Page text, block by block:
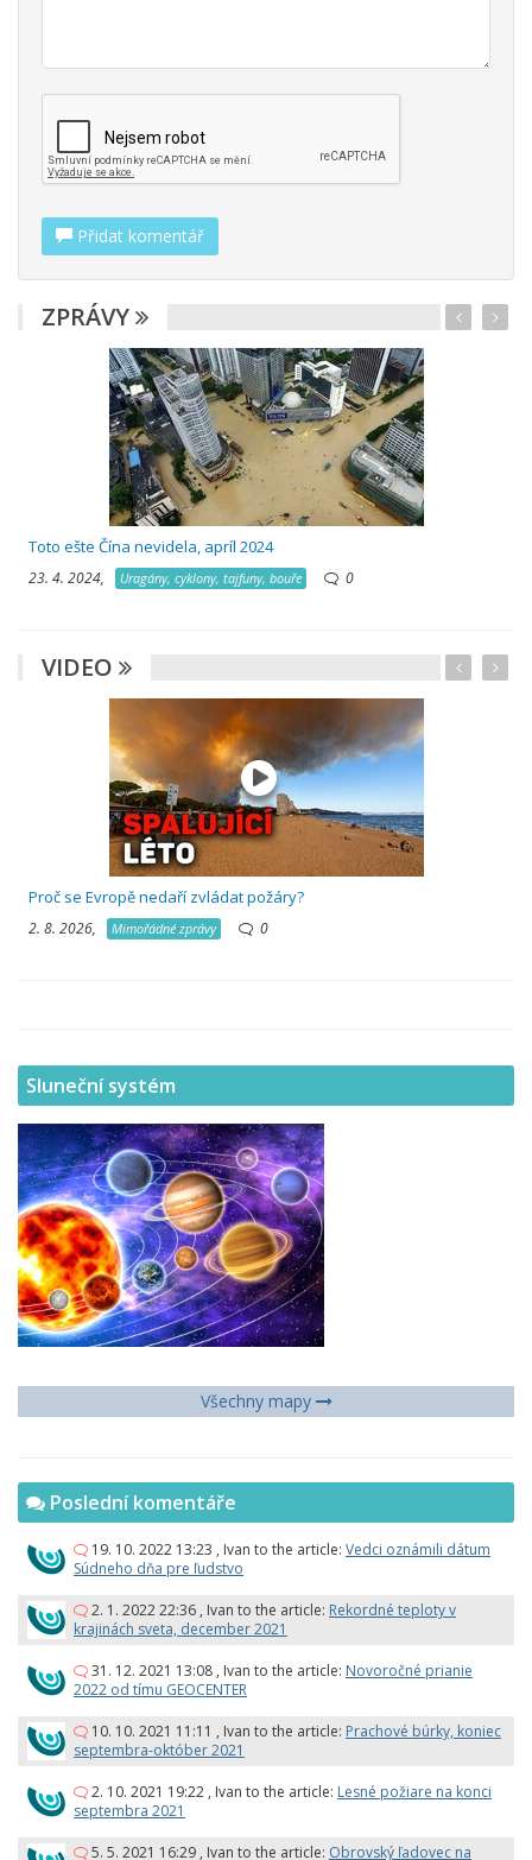
Přidat komentář
ZPRÁVY
Toto ešte Čína nevidela, apríl 2024
23. 4. 2024, Uragány, cyklony, tajfuny, bouře 0
VIDEO
Proč se Evropě nedaří zvládat požáry?
2. 8. 2026, Mimořádné zprávy 0
Sluneční systém
Všechny mapy
Poslední komentáře
19. 10. 2022 13:23 , Ivan to the article: Vedci oznámili dátum
Súdneho dňa pre ľudstvo
2. 1. 2022 22:36 , Ivan to the article: Rekordné teploty v
krajinách sveta, december 2021
31. 12. 2021 13:08 , Ivan to the article: Novoročné prianie
2022 od tímu GEOCENTER
10. 10. 2021 11:11 , Ivan to the article: Prachové búrky, koniec
septembra-október 2021
2. 10. 2021 19:22 , Ivan to the article: Lesné požiare na konci
septembra 2021
5. 5. 2021 16:29 , Ivan to the article: Obrovský ľadovec na